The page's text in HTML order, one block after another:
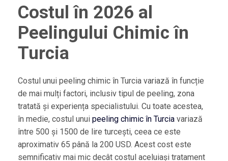
Costul în 2026 al
Peelingului Chimic în
Turcia
Costul unui peeling chimic în Turcia variază în funcție
de mai mulți factori, inclusiv tipul de peeling, zona
tratată și experiența specialistului. Cu toate acestea,
în medie, costul unui peeling chimic în Turciavariază
între 500 și 1500 de lire turcești, ceea ce este
aproximativ 65 până la 200 USD. Acest cost este
semnificativ mai mic decât costul aceluiași tratament